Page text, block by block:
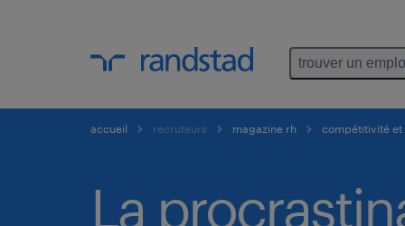
trouver un
accueil recruteurs magazine rh compétitivité
La